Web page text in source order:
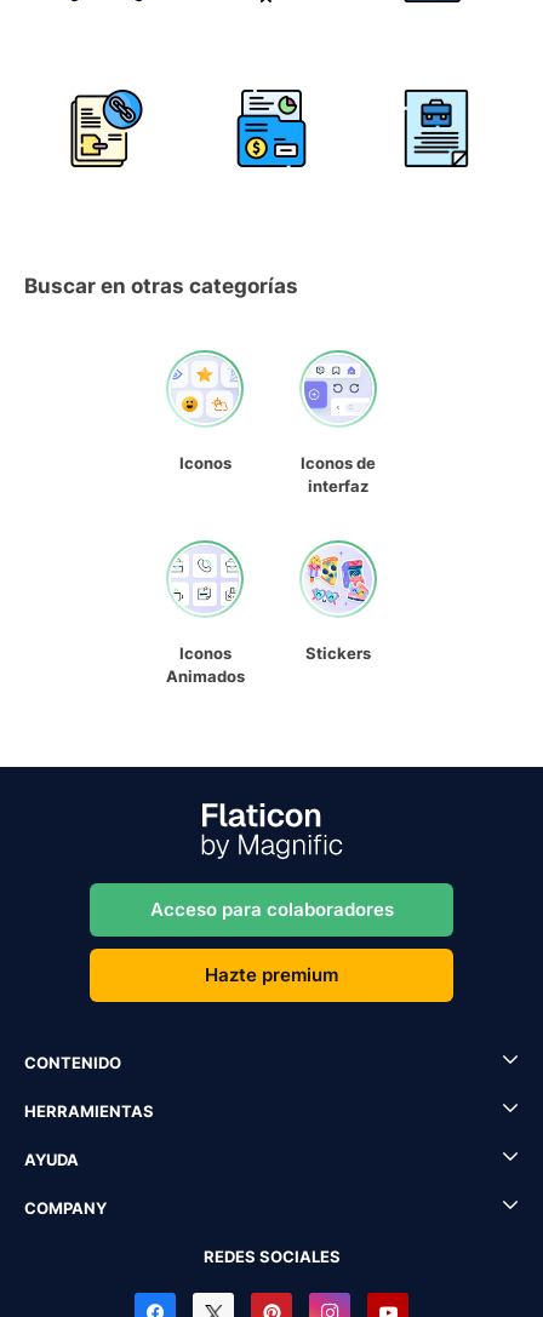
Buscar en otras categorías
Iconos
Iconos de
interfaz
Iconos
Animados
Stickers
Acceso para colaboradores
Hazte premium
CONTENIDO
HERRAMIENTAS
AYUDA
COMPANY
REDES SOCIALES